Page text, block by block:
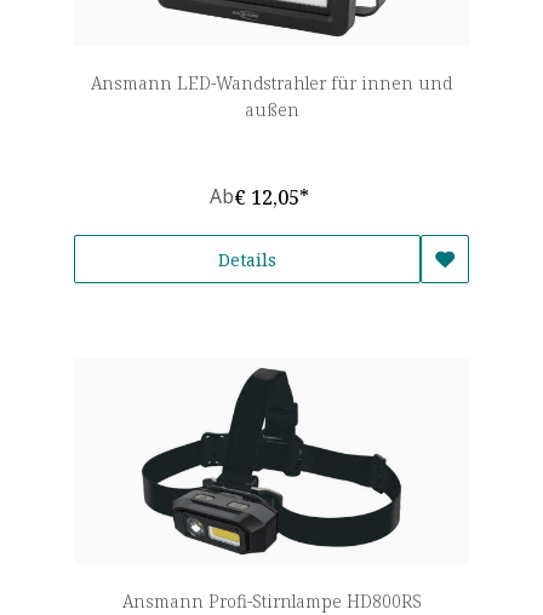
Ansmann LED-Wandstrahler für innen und
außen
Ab€ 12,05*
Details
Ansmann Profi-Stirnlampe HD800RS